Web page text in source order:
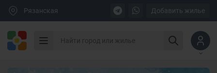
Рязанская Добавить жилье